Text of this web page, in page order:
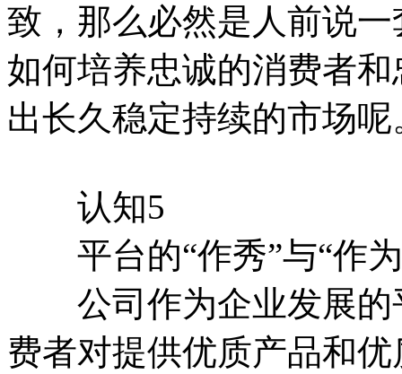
致，那么必然是人前说
如何培养忠诚的消费者
出长久稳定持续的市场呢
认知5
平台的“作秀”与“作
公司作为企业发展的
费者对提供优质产品和